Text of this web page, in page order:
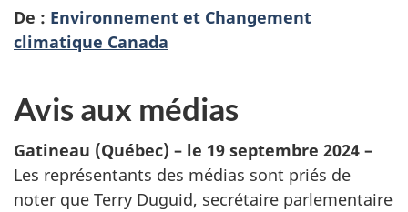
De : Environnement et Changement
climatique Canada
Avis aux médias
Gatineau (Québec) – le 19 septembre 2024 –
Les représentants des médias sont priés de
noter que Terry Duguid, secrétaire parlementaire